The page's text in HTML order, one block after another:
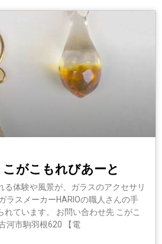
がこもれびあーと
る体験や風景が、ガラスのアクセサリ
ラスメーカーHARIOの職人さんの手
ています。 お問い合わせ先 こがこ
河市駒羽根620 【電